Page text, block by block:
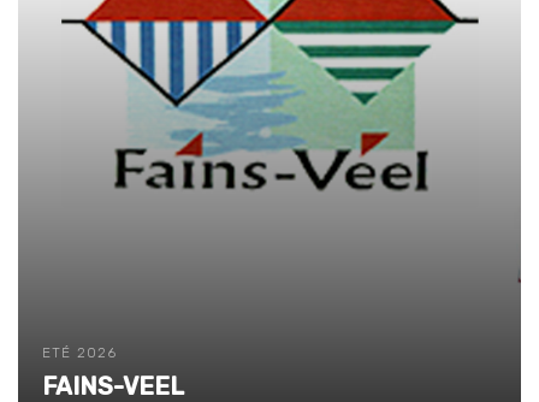
ETÉ 2026
FAINS-VEEL